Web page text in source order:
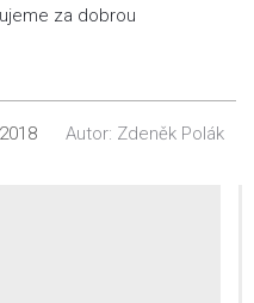
za dobrou
Autor: Zdeněk Polák